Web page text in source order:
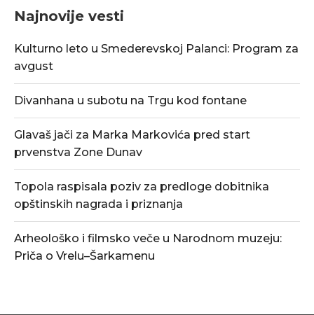
Najnovije vesti
Kulturno leto u Smederevskoj Palanci: Program za
avgust
Divanhana u subotu na Trgu kod fontane
Glavaš jači za Marka Markovića pred start
prvenstva Zone Dunav
Topola raspisala poziv za predloge dobitnika
opštinskih nagrada i priznanja
Arheološko i filmsko veče u Narodnom muzeju:
Priča o Vrelu–Šarkamenu